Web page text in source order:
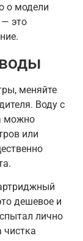
о модели
— это
меняйте
Воду с
можно
или
дешевое и
лично
чистка